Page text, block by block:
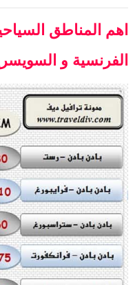
اهم المناطق
الفرنسية و